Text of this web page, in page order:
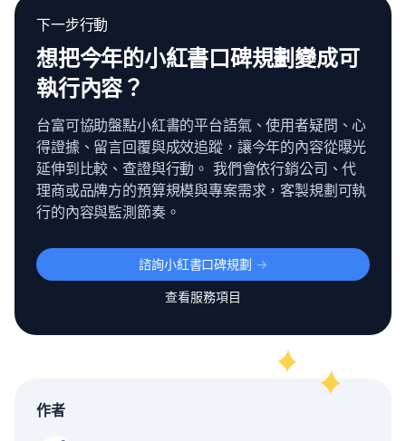
下一步行動
想把今年的小紅書口碑規劃變成可
執行內容？
台富可協助盤點小紅書的平台語氣、使用者疑問、心
得證據、留言回覆與成效追蹤，讓今年的內容從曝光
延伸到比較、查證與行動。 我們會依行銷公司、代
理商或品牌方的預算規模與專案需求，客製規劃可執
行的內容與監測節奏。
諮詢小紅書口碑規劃 ->
查看服務項目
作者